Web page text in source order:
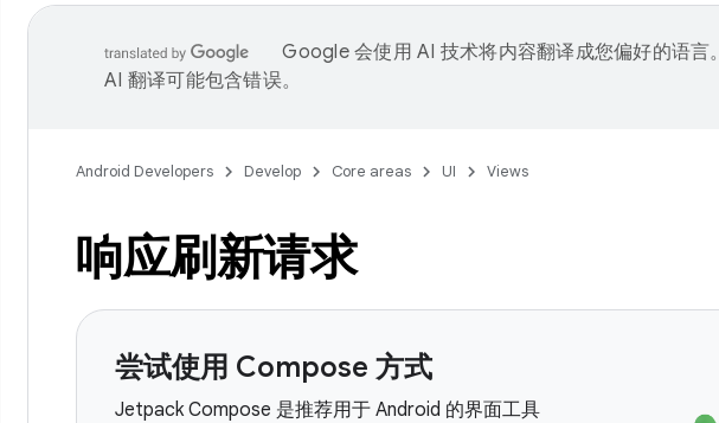
Google 会使用 AI 技术将内容翻译成您偏好的语言。
AI 翻译可能包含错误。
Android Developers Develop Core areas UI Views
响应刷新请求
尝试使用 Compose 方式
Jetpack Compose 是推荐用于 Android 的界面工具